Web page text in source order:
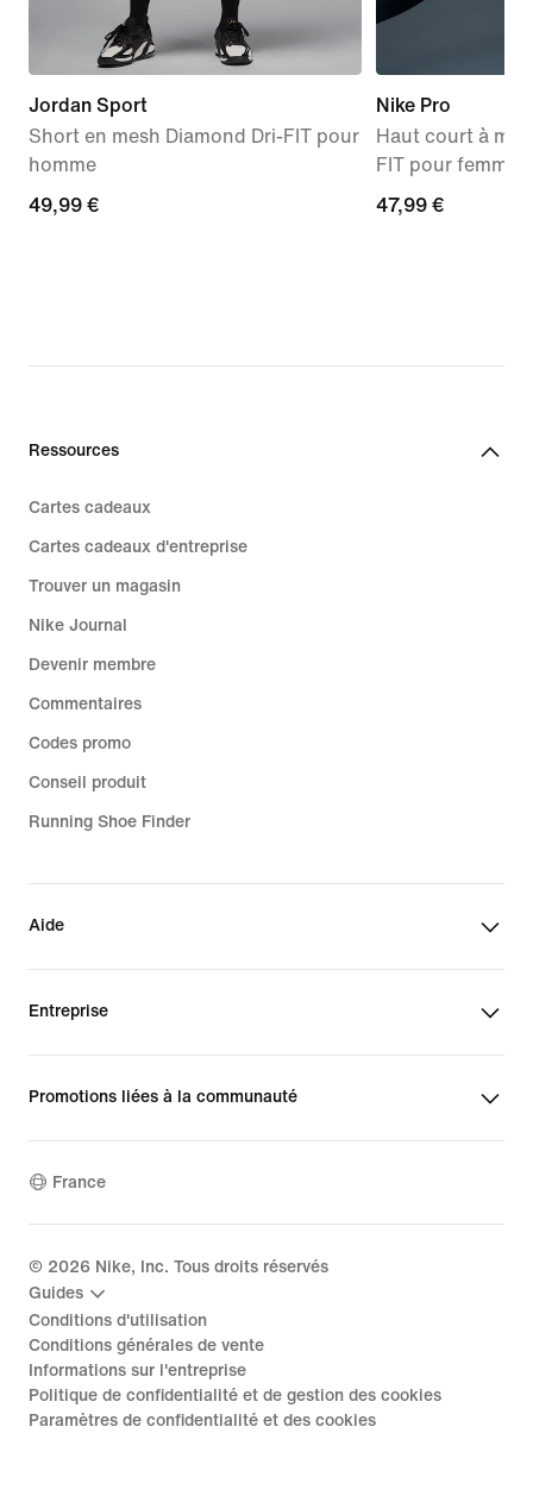
Jordan Sport
Short en mesh Diamond Dri-FIT pour
homme
49,99 €
49,99 €
Nike Pro
Haut court à
FIT pour femme
47,99 €
47,99 €
Ressources
Cartes cadeaux
Cartes cadeaux d'entreprise
Trouver un magasin
Nike Journal
Devenir membre
Commentaires
Codes promo
Conseil produit
Running Shoe Finder
Aide
Entreprise
Promotions liées à la communauté
France
© 2026 Nike, Inc. Tous droits réservés
Guides
Conditions d'utilisation
Conditions générales de vente
Informations sur l'entreprise
Politique de confidentialité et de gestion des cookies
Paramètres de confidentialité et des cookies